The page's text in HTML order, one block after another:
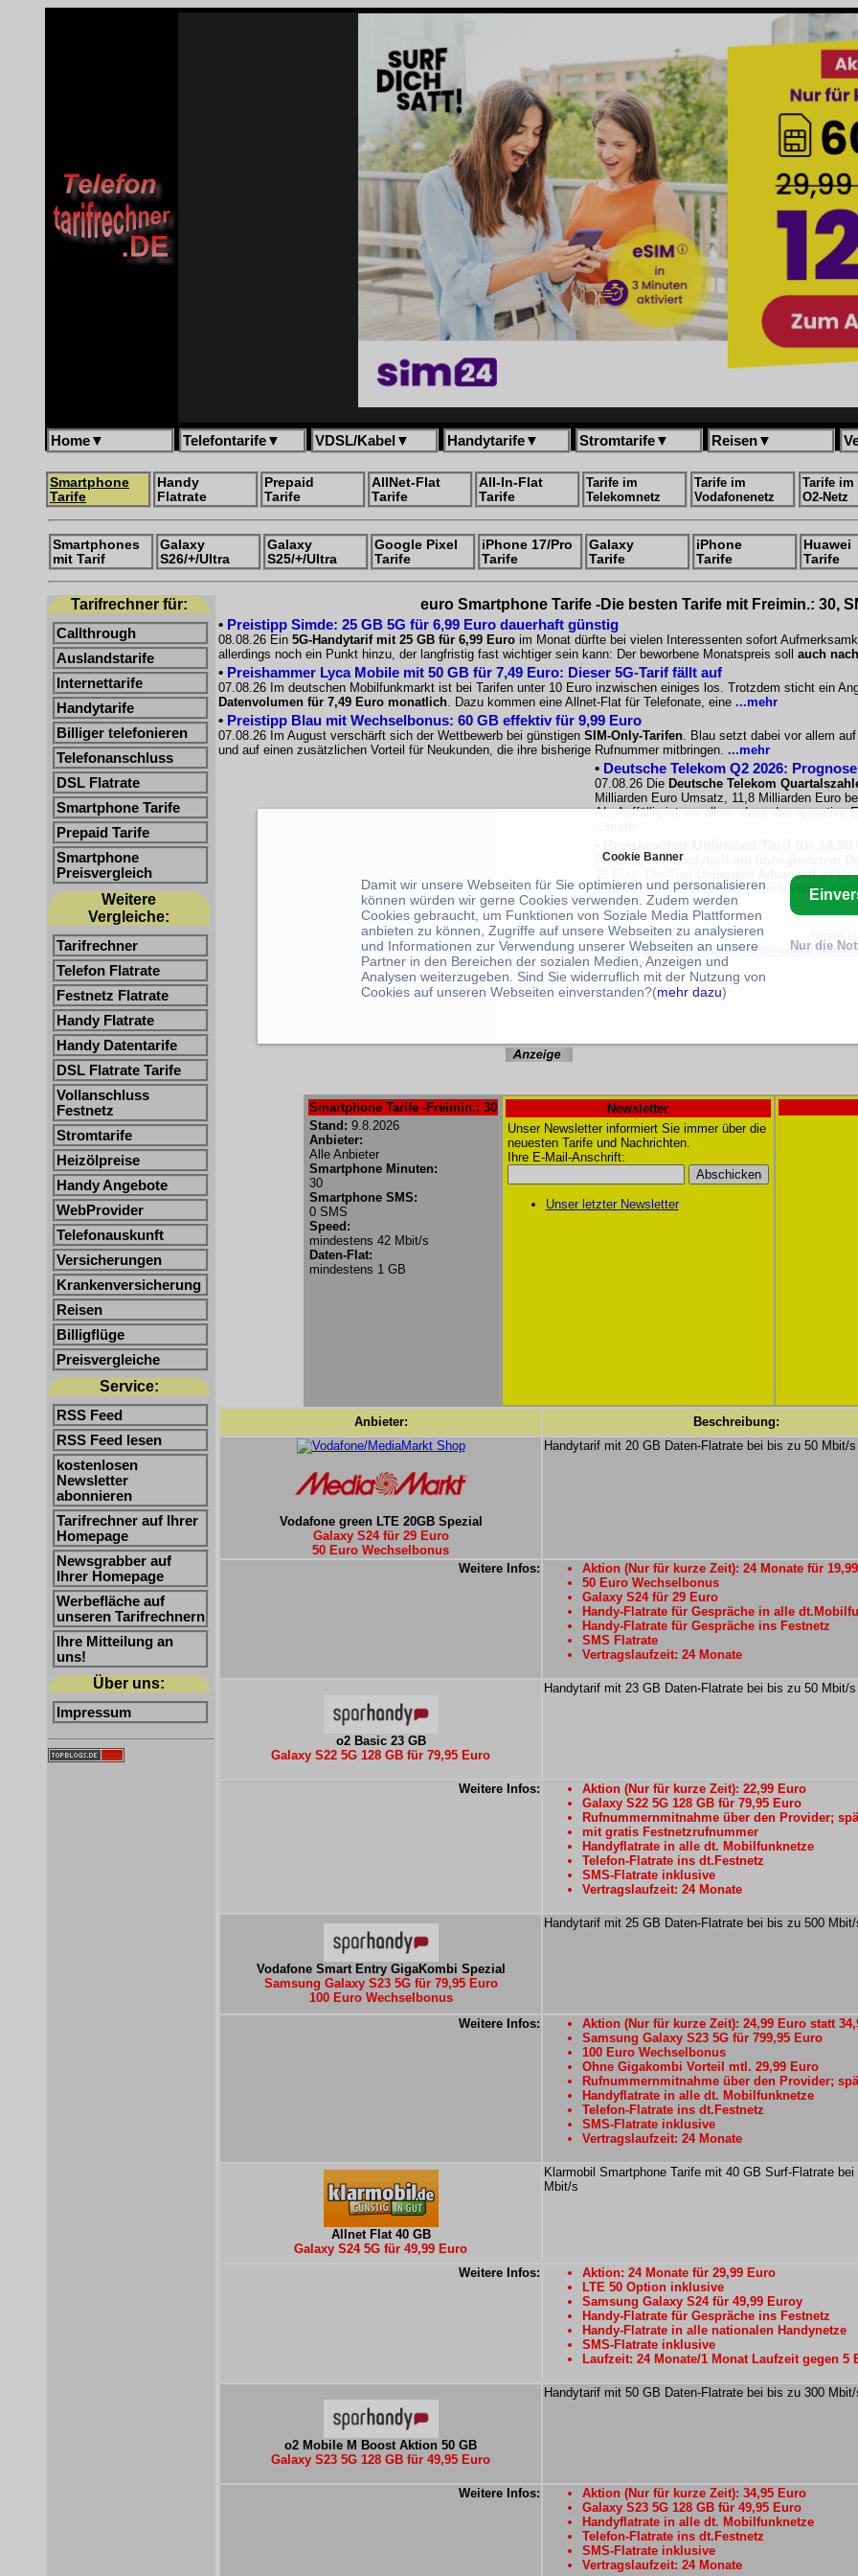
Home▼ Telefontarife▼ VDSL/Kabel ▼ Handytarife▼ Stromtarife▼ Reisen▼
Smartphone
Tarife
Handy
Flatrate
Prepaid
Tarife
AllNet-Flat
Tarife
All-In-Flat
Tarife
Tarife im
Telekomnetz
Tarife im
Vodafonenetz
Tarife im
O2-Netz
Smartphones
mit Tarif
Galaxy
S26/+/Ultra
Galaxy
S25/+/Ultra
Google Pixel
Tarife
iPhone 17/Pro
Tarife
Galaxy
Tarife
iPhone
Tarife
Huawei
Tarife
Tarifrechner für:
Callthrough
Auslandstarife
Internettarife
Handytarife
Billiger telefonieren
Telefonanschluss
DSL Flatrate
Smartphone Tarife
Prepaid Tarife
Smartphone
Preisvergleich
Weitere
Vergleiche:
Tarifrechner
Telefon Flatrate
Festnetz Flatrate
Handy Flatrate
Handy Datentarife
DSL Flatrate Tarife
Vollanschluss
Festnetz
Stromtarife
Heizölpreise
Handy Angebote
WebProvider
Telefonauskunft
Versicherungen
Krankenversicherung
Reisen
Billigflüge
Preisvergleiche
Service:
RSS Feed
RSS Feed lesen
kostenlosen
Newsletter
abonnieren
Tarifrechner auf Ihrer
Homepage
Newsgrabber auf
Ihrer Homepage
Werbefläche auf
unseren Tarifrechnern
Ihre Mitteilung an
uns!
Über uns:
Impressum
euro Smartphone Tarife -Die besten Tarife mit Freimin.: 30,
• Preistipp Simde: 25 GB 5G für 6,99 Euro dauerhaft günstig
08.08.26 Ein 5G-Handytarif mit 25 GB für 6,99 Euro im Monat dürfte bei vielen Interessenten sofort
allerdings noch ein Punkt hinzu, der langfristig fast wichtiger sein kann: Der beworbene Monatspreis soll auch
• Preishammer Lyca Mobile mit 50 GB für 7,49 Euro: Dieser 5G-Tarif fällt auf
07.08.26 Im deutschen Mobilfunkmarkt ist bei Tarifen unter 10 Euro inzwischen einiges los. Trotzdem sticht ein
Datenvolumen für 7,49 Euro monatlich. Dazu kommen eine Allnet-Flat für Telefonate, eine ...mehr
• Preistipp Blau mit Wechselbonus: 60 GB effektiv für 9,99 Euro
07.08.26 Im August verschärft sich der Wettbewerb bei günstigen SIM-Only-Tarifen. Blau setzt dabei vor allem
und auf einen zusätzlichen Vorteil für Neukunden, die ihre bisherige Rufnummer mitbringen. ...mehr
• Deutsche Telekom Q2 2026:
07.08.26 Die Deutsche Telekom
Milliarden Euro Umsatz, 11,8 Milliarden Euro
AL. Auffällig ist vor allem, dass das operative
Preiskracher Unlimited-Tarif für
07.08.26 EinHandytarif mit unbegrenztem
Unlimited Advancedist für
5G im o2-Netz und kommt in der Variante mit
telefontarifrechner.de/smartphonetarife/
Smartphone Tarife -Freimin.: 30
Stand: 9.8.2026
Anbieter:
Alle Anbieter
Smartphone Minuten:
30
Smartphone SMS:
0 SMS
Speed:
mindestens 42 Mbit/s
Daten-Flat:
mindestens 1 GB
Newsletter
Unser Newsletter informiert Sie immer über die
neuesten Tarife und Nachrichten.
Ihre E-Mail-Anschrift:
Unser letzter Newsletter
Anbieter: Beschreibung:
Vodafone green LTE 20GB Spezial
Galaxy S24 für 29 Euro
50 Euro Wechselbonus
Handytarif mit 20 GB Daten-Flatrate bei bis zu 50 Mbit/s
Weitere Infos:
Aktion (Nur für kurze Zeit): 24 Monate für
50 Euro Wechselbonus
Galaxy S24 für 29 Euro
Handy-Flatrate für Gespräche in alle
Handy-Flatrate für Gespräche ins Festnetz
SMS Flatrate
Vertragslaufzeit: 24 Monate
o2 Basic 23 GB
Galaxy S22 5G 128 GB für 79,95 Euro
Handytarif mit 23 GB Daten-Flatrate bei bis zu 50 Mbit/s
Weitere Infos:
Aktion (Nur für kurze Zeit): 22,99 Euro
Galaxy S22 5G 128 GB für 79,95 Euro
Rufnummernmitnahme über den Provider;
mit gratis Festnetzrufnummer
Handyflatrate in alle dt. Mobilfunknetze
Telefon-Flatrate ins dt.Festnetz
SMS-Flatrate inklusive
Vertragslaufzeit: 24 Monate
Vodafone Smart Entry GigaKombi Spezial
Samsung Galaxy S23 5G für 79,95 Euro
100 Euro Wechselbonus
Handytarif mit 25 GB Daten-Flatrate bei bis zu 500 Mbit/
Weitere Infos:
Aktion (Nur für kurze Zeit): 24,99 Euro statt
Samsung Galaxy S23 5G für 799,95 Euro
100 Euro Wechselbonus
Ohne Gigakombi Vorteil mtl. 29,99 Euro
Rufnummernmitnahme über den Provider;
Handyflatrate in alle dt. Mobilfunknetze
Telefon-Flatrate ins dt.Festnetz
SMS-Flatrate inklusive
Vertragslaufzeit: 24 Monate
Allnet Flat 40 GB
Galaxy S24 5G für 49,99 Euro
Klarmobil Smartphone Tarife mit 40 GB Surf-Flatrate
Mbit/s
Weitere Infos:
Aktion: 24 Monate für 29,99 Euro
LTE 50 Option inklusive
Samsung Galaxy S24 für 49,99 Euroy
Handy-Flatrate für Gespräche ins Festnetz
Handy-Flatrate in alle nationalen Handynetze
SMS-Flatrate inklusive
Laufzeit: 24 Monate/1 Monat Laufzeit gegen 5
o2 Mobile M Boost Aktion 50 GB
Galaxy S23 5G 128 GB für 49,95 Euro
Handytarif mit 50 GB Daten-Flatrate bei bis zu 300 Mbit/
Weitere Infos:
Aktion (Nur für kurze Zeit): 34,95 Euro
Galaxy S23 5G 128 GB für 49,95 Euro
Handyflatrate in alle dt. Mobilfunknetze
Telefon-Flatrate ins dt.Festnetz
SMS-Flatrate inklusive
Vertragslaufzeit: 24 Monate
Cookie Banner
Damit wir unsere Webseiten für Sie optimieren und personalisieren
können würden wir gerne Cookies verwenden. Zudem werden
Cookies gebraucht, um Funktionen von Soziale Media Plattformen
anbieten zu können, Zugriffe auf unsere Webseiten zu analysieren
und Informationen zur Verwendung unserer Webseiten an unsere
Partner in den Bereichen der sozialen Medien, Anzeigen und
Analysen weiterzugeben. Sind Sie widerruflich mit der Nutzung von
Cookies auf unseren Webseiten einverstanden?(mehr dazu)
Nur die